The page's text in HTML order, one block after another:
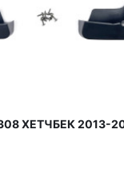
ХЕТЧБЕК 2013-